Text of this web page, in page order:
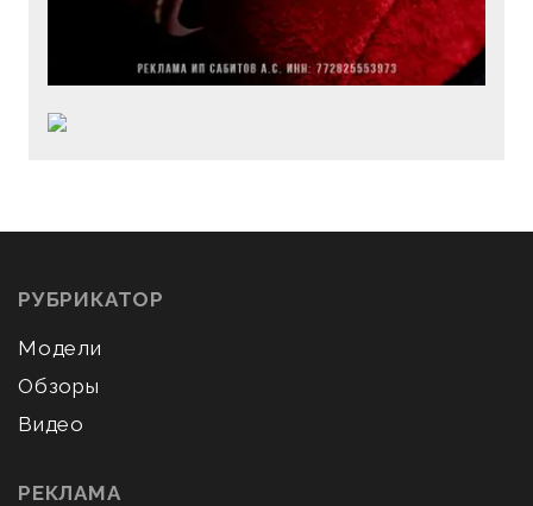
РУБРИКАТОР
Модели
Обзоры
Видео
РЕКЛАМА